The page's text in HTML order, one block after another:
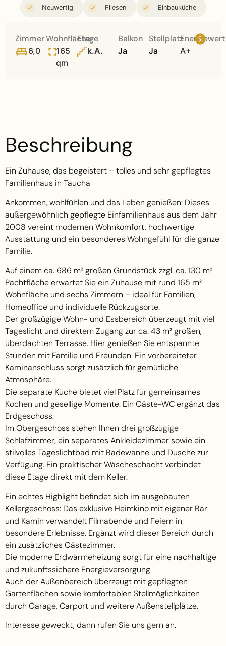
Neuwertig Fliesen Einbauküche
Zimmer
6,0
Wohnfläche
165
qm
Etage
k.A.
Balkon
Ja
Stellplatz
Ja
Energiewert
A+
Beschreibung
Ein Zuhause, das begeistert – tolles und sehr gepflegtes
Familienhaus in Taucha
Ankommen, wohlfühlen und das Leben genießen: Dieses
außergewöhnlich gepflegte Einfamilienhaus aus dem Jahr
2008 vereint modernen Wohnkomfort, hochwertige
Ausstattung und ein besonderes Wohngefühl für die ganze
Familie.
Auf einem ca. 686 m² großen Grundstück zzgl. ca. 130 m²
Pachtfläche erwartet Sie ein Zuhause mit rund 165 m²
Wohnfläche und sechs Zimmern – ideal für Familien,
Homeoffice und individuelle Rückzugsorte.
Der großzügige Wohn- und Essbereich überzeugt mit viel
Tageslicht und direktem Zugang zur ca. 43 m² großen,
überdachten Terrasse. Hier genießen Sie entspannte
Stunden mit Familie und Freunden. Ein vorbereiteter
Kaminanschluss sorgt zusätzlich für gemütliche
Atmosphäre.
Die separate Küche bietet viel Platz für gemeinsames
Kochen und gesellige Momente. Ein Gäste-WC ergänzt das
Erdgeschoss.
Im Obergeschoss stehen Ihnen drei großzügige
Schlafzimmer, ein separates Ankleidezimmer sowie ein
stilvolles Tageslichtbad mit Badewanne und Dusche zur
Verfügung. Ein praktischer Wäscheschacht verbindet
diese Etage direkt mit dem Keller.
Ein echtes Highlight befindet sich im ausgebauten
Kellergeschoss: Das exklusive Heimkino mit eigener Bar
und Kamin verwandelt Filmabende und Feiern in
besondere Erlebnisse. Ergänzt wird dieser Bereich durch
ein zusätzliches Gästezimmer.
Die moderne Erdwärmeheizung sorgt für eine nachhaltige
und zukunftssichere Energieversorgung.
Auch der Außenbereich überzeugt mit gepflegten
Gartenflächen sowie komfortablen Stellmöglichkeiten
durch Garage, Carport und weitere Außenstellplätze.
Interesse geweckt, dann rufen Sie uns gern an.